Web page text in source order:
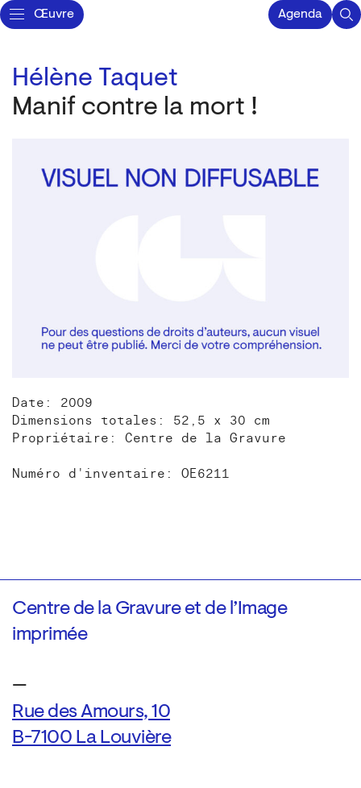
Œuvre Agenda
Hélène Taquet
Manif contre la mort !
Date: 2009
Dimensions totales: 52,5 x 30 cm
Propriétaire: Centre de la Gravure
Numéro d'inventaire: OE6211
Centre de la Gravure et de l’Image
imprimée
—
Rue des Amours, 10
B-7100 La Louvière